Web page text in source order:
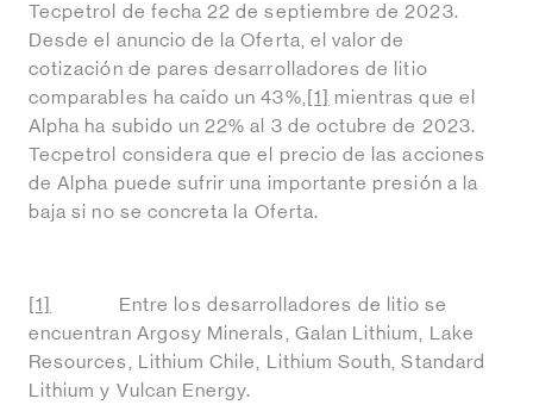
Tecpetrol de fecha 22 de septiembre de 2023.
Desde el anuncio de la Oferta, el valor de
cotización de pares desarrolladores de litio
comparables ha caído un 43%,
[1]
mientras que el
Alpha ha subido un 22% al 3 de octubre de 2023.
Tecpetrol considera que el precio de las acciones
de Alpha puede sufrir una importante presión a la
baja si no se concreta la Oferta.
[1]
Entre los desarrolladores de litio se
encuentran Argosy Minerals, Galan Lithium, Lake
Resources, Lithium Chile, Lithium South, Standard
Lithium y Vulcan Energy.